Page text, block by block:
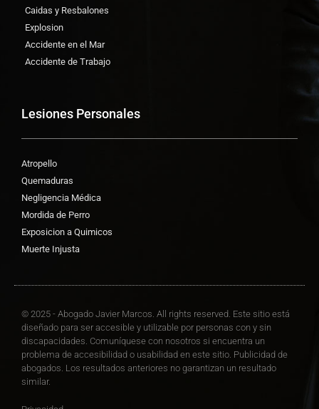
Caidas y Resbalones
Explosion
Accidente en el Mar
Accidente de Trabajo
Lesiones Personales
Atropello
Quemaduras
Negligencia Médica
Mordida de Perro
Exposicion a Quimicos
Muerte Injusta
© 2025 - Abogado Javier Marcos. All rights reserved. Este sitio está
diseñado para ser accesible y utilizable por personas con y sin
discapacidades. Comuníquese con nosotros si encuentra un
problema de accesibilidad o usabilidad en este sitio. Publicidad de
abogados. Los resultados anteriores no garantizan un resultado
similar.